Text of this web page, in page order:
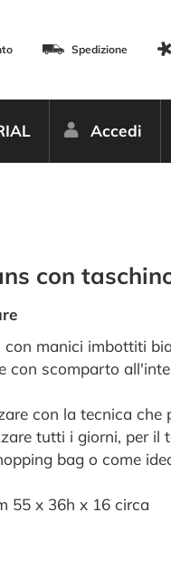
Spedizione
Accedi
con
con manici imbottiti
con scomparto
con la tecnica che
tutti i giorni, per il
bag o come
55 x 36h x 16 circa